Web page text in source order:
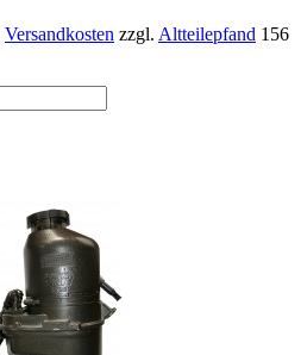
Versandkosten zzgl. Altteilepfand 156